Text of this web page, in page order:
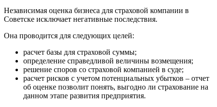
Независимая оценка бизнеса для страховой компании в
Советске исключает негативные последствия.
Она проводится для следующих целей:
расчет базы для страховой суммы;
определение справедливой величины возмещения;
решение споров со страховой компанией в суде;
расчет рисков с учетом потенциальных убытков – отчет
об оценке позволит понять, выгодно ли страхование на
данном этапе развития предприятия.
Бугуруслан
Бузулук
Буйнакск
Бутурлиновка
Валдай
Валуйки
Великие Луки
Великий Новгород